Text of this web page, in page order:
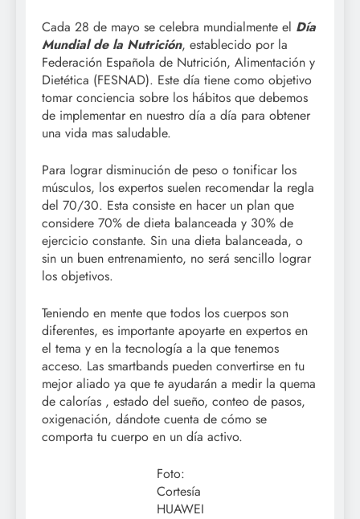
Cada 28 de mayo se celebra mundialmente el Día
Mundial de la Nutrición, establecido por la
Federación Española de Nutrición, Alimentación y
Dietética (FESNAD). Este día tiene como objetivo
tomar conciencia sobre los hábitos que debemos
de implementar en nuestro día a día para obtener
una vida mas saludable.
Para lograr disminución de peso o tonificar los
músculos, los expertos suelen recomendar la regla
del 70/30. Esta consiste en hacer un plan que
considere 70% de dieta balanceada y 30% de
ejercicio constante. Sin una dieta balanceada, o
sin un buen entrenamiento, no será sencillo lograr
los objetivos.
Teniendo en mente que todos los cuerpos son
diferentes, es importante apoyarte en expertos en
el tema y en la tecnología a la que tenemos
acceso. Las smartbands pueden convertirse en tu
mejor aliado ya que te ayudarán a medir la quema
de calorías , estado del sueño, conteo de pasos,
oxigenación, dándote cuenta de cómo se
comporta tu cuerpo en un día activo.
Foto:
Cortesía
HUAWEI